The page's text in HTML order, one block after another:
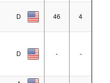
D 46 4
D - -